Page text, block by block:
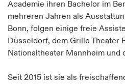
Academie ihren Bachelor im
mehreren Jahren als
Bonn, folgen einige freie
Düsseldorf, dem Grillo Theater
Nationaltheater Mannheim und
Seit 2015 ist sie als